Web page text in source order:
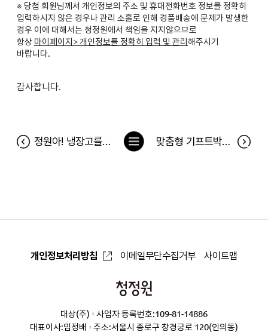
※ 당첨 회원님께서 개인정보의 주소 및 휴대전화번호 정보를 정확히
입력하시지 않은 경우나 관리 소홀로 인해 경품배송에 문제가 발생한
경우 이에 대해서는 청정원에서 책임을 지지않으므로
항상 마이페이지> 개인정보를 정확히 입력 및 관리해주시기
바랍니다.
감사합니다.
정원아! 냉장고를 채워줘 당첨자(6월 19일~6월 25일) 맞춤형 기프트박스를 찾아라 당첨자
목
록
개인정보처리방침 이메일무단수집거부 사이트맵
청
원
대상(주)
사업자 등록번호:109-81-14886
대표이사:임정배
주소:서울시 종로구 창경궁로 120(인의동)